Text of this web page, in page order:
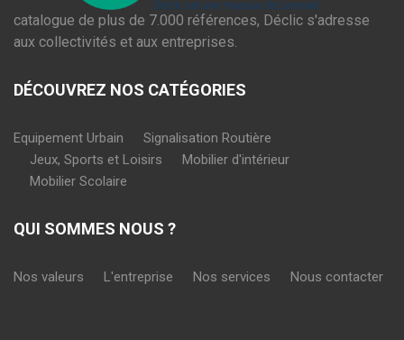
catalogue de plus de 7.000 références, Déclic s'adresse
aux collectivités et aux entreprises.
DÉCOUVREZ NOS CATÉGORIES
Equipement Urbain
Signalisation Routière
Jeux, Sports et Loisirs
Mobilier d'intérieur
Mobilier Scolaire
QUI SOMMES NOUS ?
Nos valeurs L'entreprise Nos services Nous contacter